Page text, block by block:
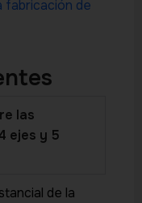
fabricación de
las
ejes y 5
de la